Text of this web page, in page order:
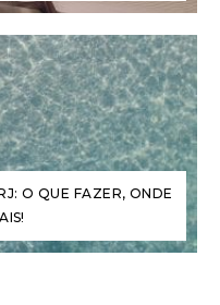
O QUE FAZER, ONDE